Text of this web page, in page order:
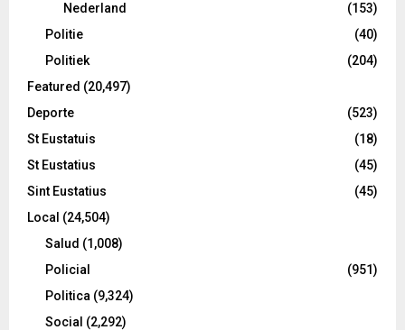
Nederland
(153)
Politie
(40)
Politiek
(204)
Featured (20,497)
Deporte
(523)
St Eustatuis
(18)
St Eustatius
(45)
Sint Eustatius
(45)
Local (24,504)
Salud (1,008)
Policial
(951)
Politica (9,324)
Social (2,292)